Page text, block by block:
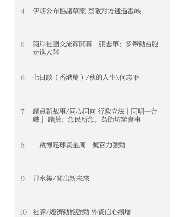
4 伊朗公布協議草案 禁敵對方通過霍峽
5
兩岸社團交流節開幕 張志軍：多帶動台胞
走進大陸
6 七日談（香港篇）/秋的人生\何志平
7
議員新故事/同心同向 行政立法「同唱一台
戲」 議員：急民所急，為街坊辦實事
8 「啟德足球黃金周」號召力強勁
9 井水集/闖出新未來
10 社評/經濟動能強勁 外資信心續增